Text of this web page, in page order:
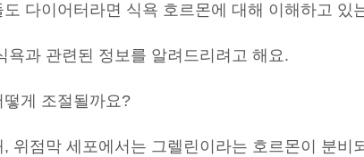
다이어터라면 식욕 호르몬에 대해 이해하고 있
욕과 관련된 정보를 알려드리려고 해요.
게 조절될까요?
위점막 세포에서는 그렐린이라는 호르몬이 분비